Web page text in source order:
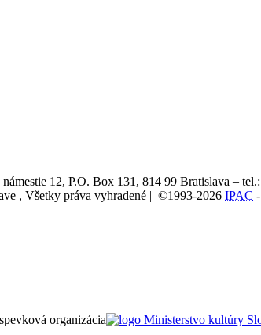
12, P.O. Box 131, 814 99 Bratislava – tel.:
, Všetky práva vyhradené | ©1993-2026 IPAC -
organizácia